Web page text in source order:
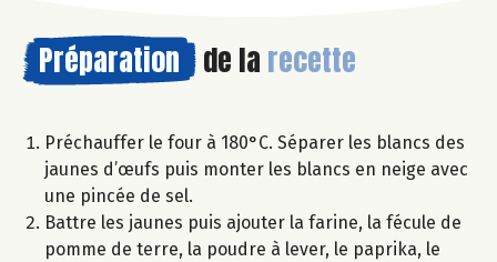
Préparation de la recette
Préchauffer le four à 180°C. Séparer les blancs des
jaunes d’œufs puis monter les blancs en neige avec
une pincée de sel.
Battre les jaunes puis ajouter la farine, la fécule de
pomme de terre, la poudre à lever, le paprika, le